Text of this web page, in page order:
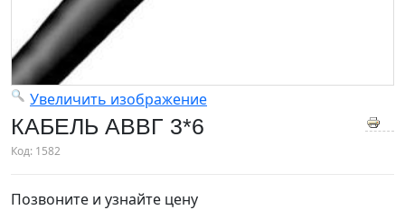
Увеличить изображение
КАБЕЛЬ АВВГ 3*6
Код: 1582
Позвоните и узнайте цену